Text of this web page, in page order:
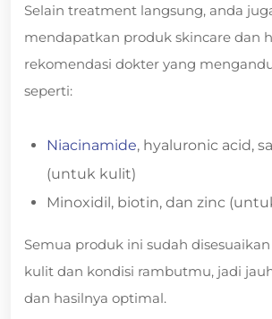
Selain treatment langsung, anda
mendapatkan produk skincare dan
rekomendasi dokter yang
seperti:
Niacinamide, hyaluronic acid,
(untuk kulit)
Minoxidil, biotin, dan zinc
Semua produk ini sudah
kulit dan kondisi rambutmu, jadi
dan hasilnya optimal.